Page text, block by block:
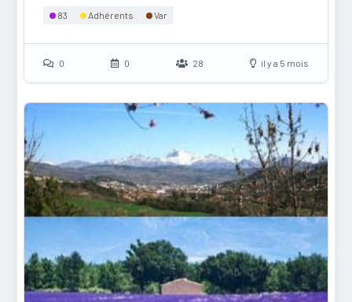
83 Adhérents Var
0 0 28 il y a 5 mois